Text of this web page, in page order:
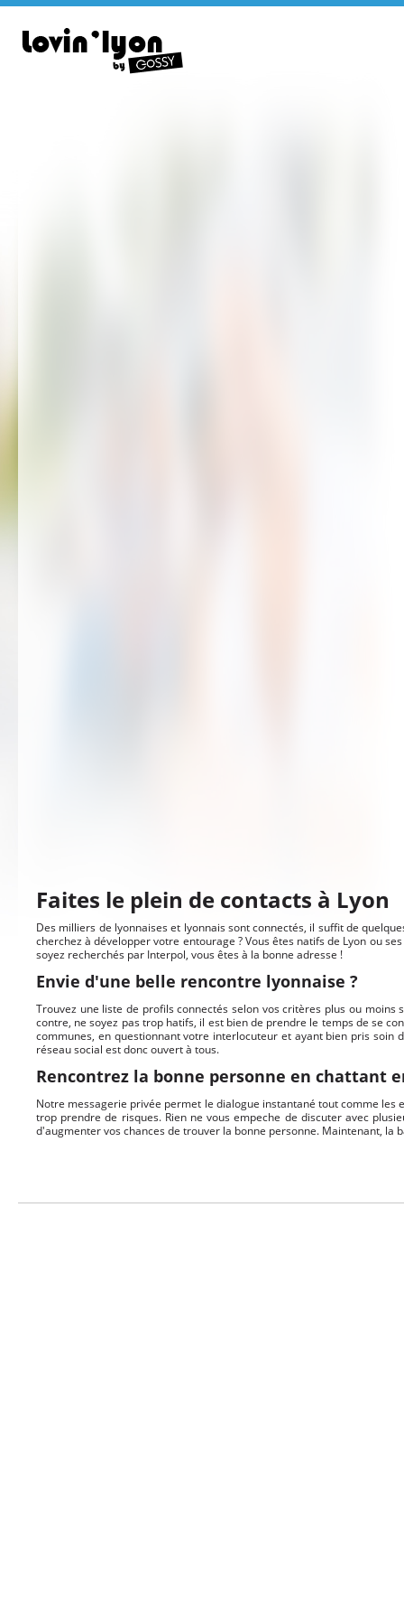
Faites le plein de contacts à Lyon
Des milliers de lyonnaises et lyonnais sont connectés, il suffit de
cherchez à développer votre entourage ? Vous êtes natifs de Lyon ou
soyez recherchés par Interpol, vous êtes à la bonne adresse !
Envie d'une belle rencontre lyonnaise ?
Trouvez une liste de profils connectés selon vos critères plus ou
contre, ne soyez pas trop hatifs, il est bien de prendre le temps de se
communes, en questionnant votre interlocuteur et ayant bien pris
réseau social est donc ouvert à tous.
Rencontrez la bonne personne en chattant
Notre messagerie privée permet le dialogue instantané tout comme
trop prendre de risques. Rien ne vous empeche de discuter avec
d'augmenter vos chances de trouver la bonne personne. Maintenant, la